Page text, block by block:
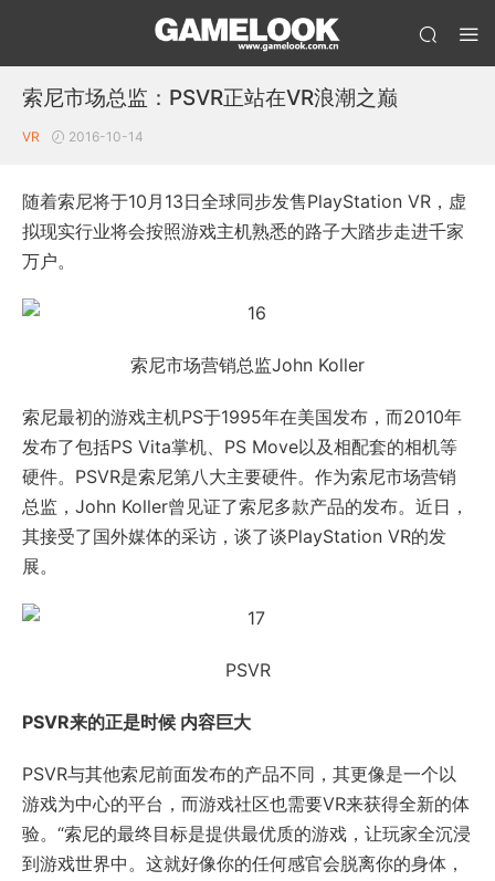
索尼市场总监：PSVR正站在VR浪潮之巅
VR 2016-10-14
随着索尼将于10月13日全球同步发售PlayStation VR，虚
拟现实行业将会按照游戏主机熟悉的路子大踏步走进千家
万户。
索尼市场营销总监John Koller
索尼最初的游戏主机PS于1995年在美国发布，而2010年
发布了包括PS Vita掌机、PS Move以及相配套的相机等
硬件。PSVR是索尼第八大主要硬件。作为索尼市场营销
总监，John Koller曾见证了索尼多款产品的发布。近日，
其接受了国外媒体的采访，谈了谈PlayStation VR的发
展。
PSVR
PSVR来的正是时候 内容巨大
PSVR与其他索尼前面发布的产品不同，其更像是一个以
游戏为中心的平台，而游戏社区也需要VR来获得全新的体
验。“索尼的最终目标是提供最优质的游戏，让玩家全沉浸
到游戏世界中。这就好像你的任何感官会脱离你的身体，